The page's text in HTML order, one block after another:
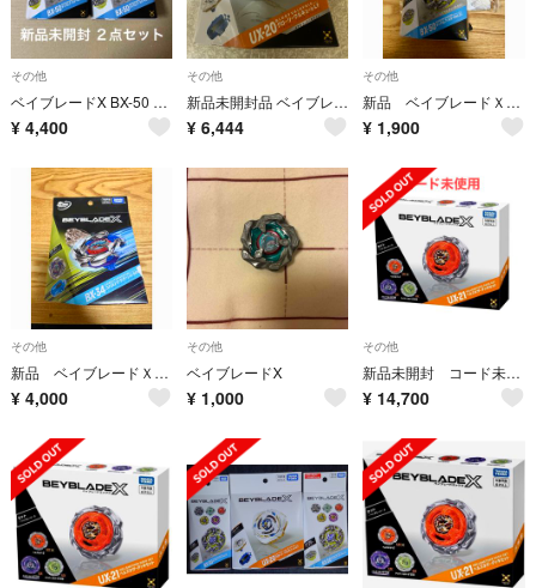
その他
ベイブレードX BX-50 ランダムブースター Vol.11 新品未開封 2点セット
¥ 4,400
その他
新品未開封品 ベイブレードＸ ＵＸ２０ スターター グローリーワルキューレＬＦ
¥ 6,444
その他
新品 ベイブレードＸ ＢＸ５０ ランダムブースター Ｖｏｌ１１
¥ 1,900
その他
新品 ベイブレードＸ ＢＸ３４ スターター コバルトドラグーン２−６０Ｃ
¥ 4,000
その他
ベイブレードX
¥ 1,000
その他
新品未開封 コード未使用 ベイブレードＸ ＵＸ２１ ヘルズネザーデッキセット
¥ 14,700